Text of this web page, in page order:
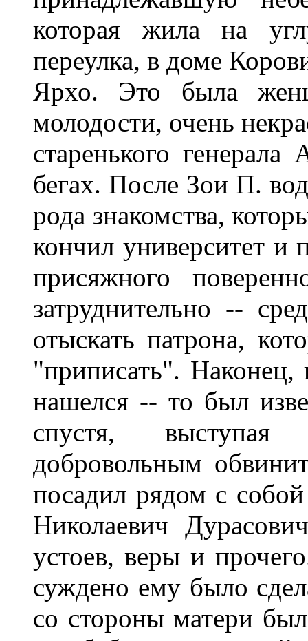
которая жила на
переулка, в доме
Ярхо. Это была
молодости, очень
старенького
бегах. После Зои П.
рода знакомства,
кончил университет и
присяжного
затруднительно --
отыскать патрона,
"приписать". Наконец,
нашелся -- то был
спустя,
добровольным
посадил рядом с
Николаевич
устоев, веры и
суждено ему было
со стороны матери